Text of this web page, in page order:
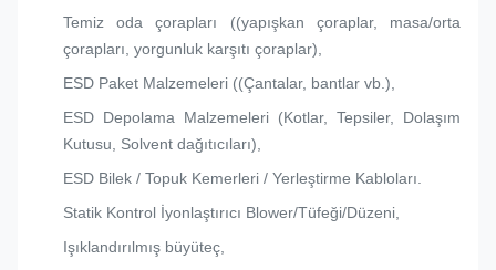
Temiz oda çorapları ((yapışkan çoraplar, masa/orta
çorapları, yorgunluk karşıtı çoraplar),
ESD Paket Malzemeleri ((Çantalar, bantlar vb.),
ESD Depolama Malzemeleri (Kotlar, Tepsiler, Dolaşım
Kutusu, Solvent dağıtıcıları),
ESD Bilek / Topuk Kemerleri / Yerleştirme Kabloları.
Statik Kontrol İyonlaştırıcı Blower/Tüfeği/Düzeni,
Işıklandırılmış büyüteç,